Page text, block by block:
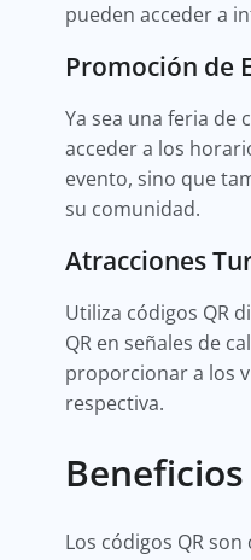
pueden acceder a
Promoción de
Ya sea una feria de
acceder a los
evento, sino que
su comunidad.
Atracciones
Utiliza códigos QR
QR en señales de
proporcionar a los
respectiva.
Los códigos QR